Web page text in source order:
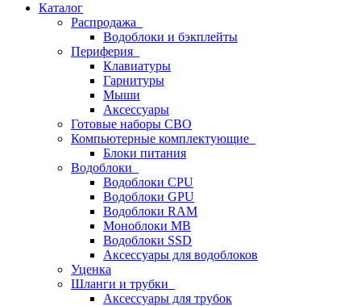
Каталог
Распродажа
Водоблоки и бэкплейты
Периферия
Клавиатуры
Гарнитуры
Мыши
Аксессуары
Готовые наборы СВО
Компьютерные комплектующие
Блоки питания
Водоблоки
Водоблоки CPU
Водоблоки GPU
Водоблоки RAM
Моноблоки MB
Водоблоки SSD
Аксессуары для водоблоков
Уценка
Шланги и трубки
Аксессуары для трубок